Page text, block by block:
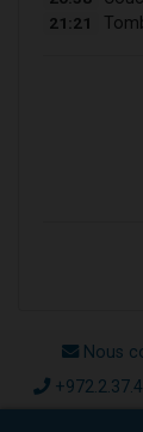
21:21
Nous